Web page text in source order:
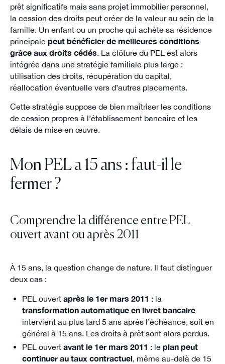
prêt significatifs mais sans projet immobilier personnel,
la cession des droits peut créer de la valeur au sein de la
famille. Un enfant ou un proche qui achète sa résidence
principale peut bénéficier de meilleures conditions
grâce aux droits cédés . La clôture du PEL est alors
intégrée dans une stratégie familiale plus large :
utilisation des droits, récupération du capital,
réallocation éventuelle vers d’autres placements.
Cette stratégie suppose de bien maîtriser les conditions
de cession propres à l’établissement bancaire et les
délais de mise en œuvre.
Mon PEL a 15 ans : faut-il le
fermer ?
Comprendre la différence entre PEL
ouvert avant ou après 2011
À 15 ans, la question change de nature. Il faut distinguer
deux cas :
PEL ouvert après le 1er mars 2011 : la
transformation automatique en livret bancaire
intervient au plus tard 5 ans après l’échéance, soit en
général à 15 ans. Les droits à prêt sont alors perdus.
PEL ouvert avant le 1er mars 2011 : le plan peut
continuer au taux contractuel, même au-delà de 15